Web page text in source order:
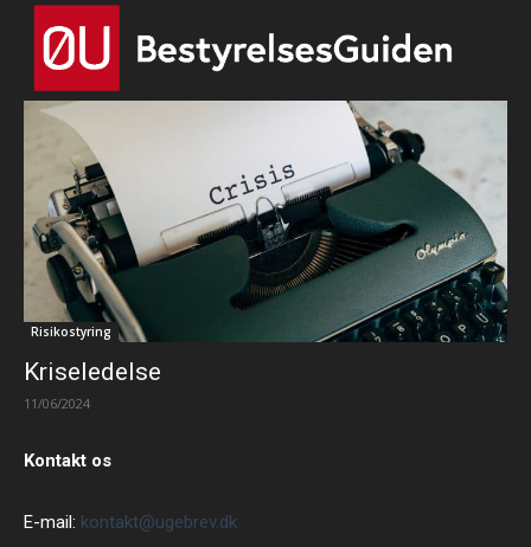
Risikostyring
Kriseledelse
11/06/2024
Kontakt os
E-mail: kontakt@ugebrev.dk